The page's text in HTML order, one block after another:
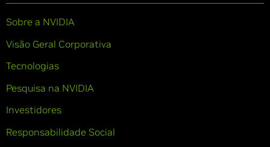
Sobre a NVIDIA
Visão Geral Corporativa
Tecnologias
Pesquisa na NVIDIA
Investidores
Responsabilidade Social